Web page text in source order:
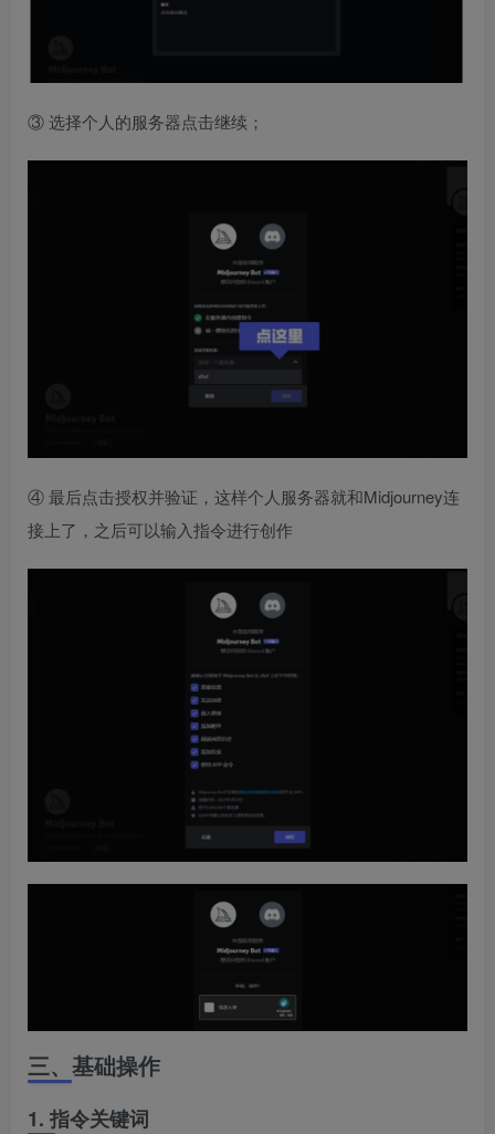
③ 选择个人的服务器点击继续；
④ 最后点击授权并验证，这样个人服务器就和Midjourney连
接上了，之后可以输入指令进行创作
三、基础操作
1. 指令关键词